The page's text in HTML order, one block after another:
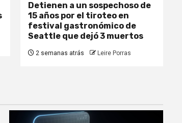
Detienen a un sospechoso de
15 años por el tiroteo en
festival gastronómico de
Seattle que dejó 3 muertos
2 semanas atrás Leire Porras